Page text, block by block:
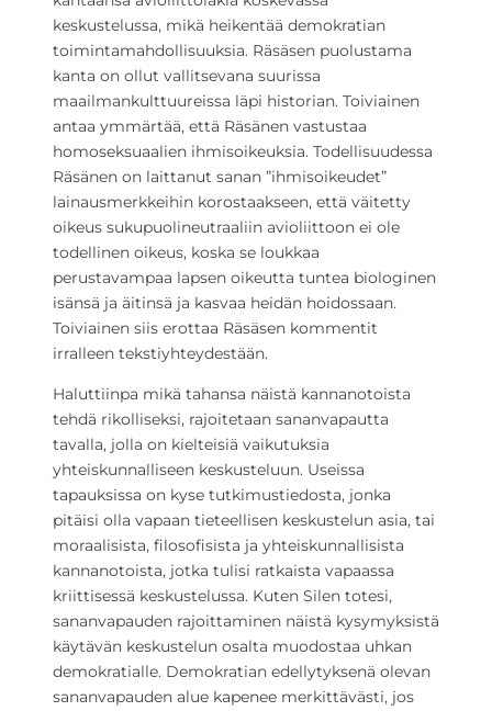
keskustelussa, mikä heikentää demokratian
toimintamahdollisuuksia. Räsäsen puolustama
kanta on ollut vallitsevana suurissa
maailmankulttuureissa läpi historian. Toiviainen
antaa ymmärtää, että Räsänen vastustaa
homoseksuaalien ihmisoikeuksia. Todellisuudessa
Räsänen on laittanut sanan ”ihmisoikeudet”
lainausmerkkeihin korostaakseen, että väitetty
oikeus sukupuolineutraaliin avioliittoon ei ole
todellinen oikeus, koska se loukkaa
perustavampaa lapsen oikeutta tuntea biologinen
isänsä ja äitinsä ja kasvaa heidän hoidossaan.
Toiviainen siis erottaa Räsäsen kommentit
irralleen tekstiyhteydestään.
Haluttiinpa mikä tahansa näistä kannanotoista
tehdä rikolliseksi, rajoitetaan sananvapautta
tavalla, jolla on kielteisiä vaikutuksia
yhteiskunnalliseen keskusteluun. Useissa
tapauksissa on kyse tutkimustiedosta, jonka
pitäisi olla vapaan tieteellisen keskustelun asia, tai
moraalisista, filosofisista ja yhteiskunnallisista
kannanotoista, jotka tulisi ratkaista vapaassa
kriittisessä keskustelussa. Kuten Silen totesi,
sananvapauden rajoittaminen näistä kysymyksistä
käytävän keskustelun osalta muodostaa uhkan
demokratialle. Demokratian edellytyksenä olevan
sananvapauden alue kapenee merkittävästi, jos